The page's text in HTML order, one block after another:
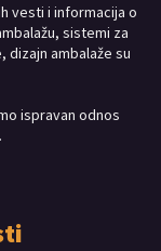
vesti i informacija o
sistemi za
dizajn ambalaže su
ispravan odnos